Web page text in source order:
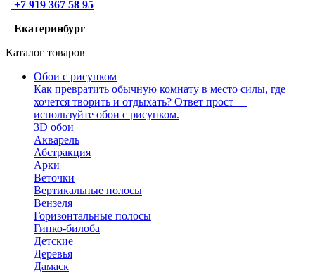
+7 919 367 58 95
Екатеринбург
Каталог товаров
Обои с рисунком
Как превратить обычную комнату в место силы, где
хочется творить и отдыхать? Ответ прост —
используйте обои с рисунком.
3D обои
Акварель
Абстракция
Арки
Веточки
Вертикальные полосы
Вензеля
Горизонтальные полосы
Гинко-билоба
Детские
Деревья
Дамаск